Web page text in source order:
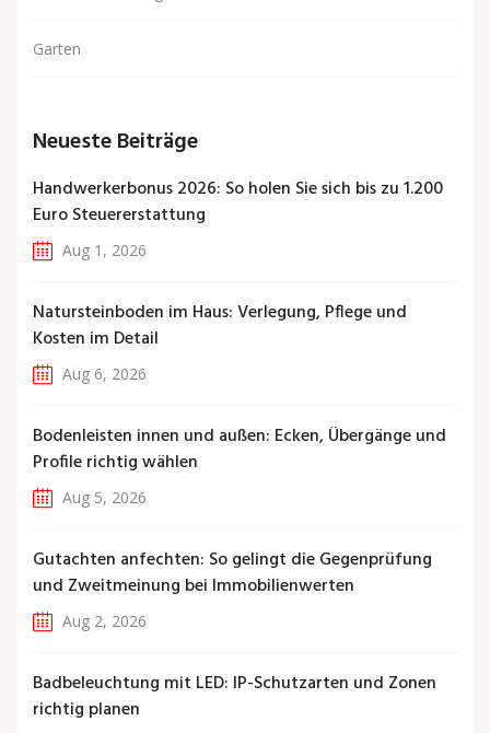
Garten
Neueste Beiträge
Handwerkerbonus 2026: So holen Sie sich bis zu 1.200
Euro Steuererstattung
Aug 1, 2026
Natursteinboden im Haus: Verlegung, Pflege und
Kosten im Detail
Aug 6, 2026
Bodenleisten innen und außen: Ecken, Übergänge und
Profile richtig wählen
Aug 5, 2026
Gutachten anfechten: So gelingt die Gegenprüfung
und Zweitmeinung bei Immobilienwerten
Aug 2, 2026
Badbeleuchtung mit LED: IP-Schutzarten und Zonen
richtig planen